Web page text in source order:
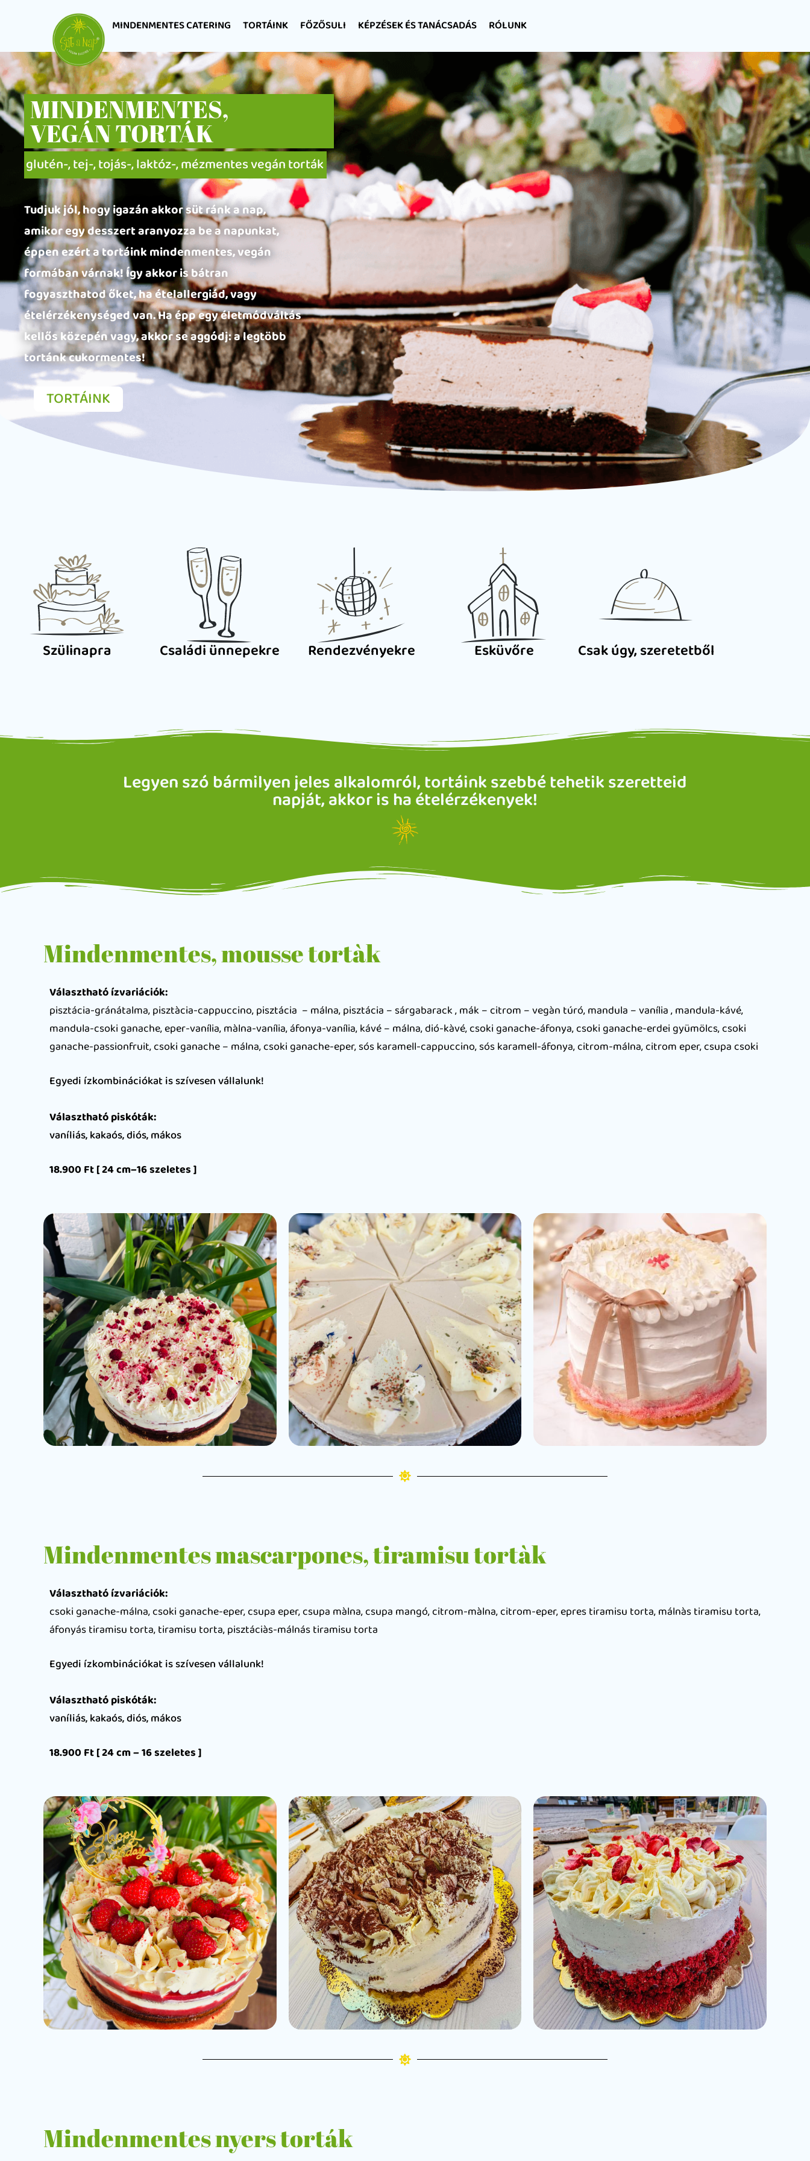
MINDENMENTES CATERING TORTÁINK FŐZŐSULI KÉPZÉSEK ÉS TANÁCSADÁS RÓLUNK
MINDENMENTES,
VEGÁN TORTÁK
glutén-, tej-, tojás-, laktóz-, mézmentes vegán torták
Tudjuk jól, hogy igazán akkor süt ránk a nap,
amikor egy desszert aranyozza be a napunkat,
éppen ezért a tortáink mindenmentes, vegán
formában várnak! Így akkor is bátran
fogyaszthatod őket, ha ételallergiád, vagy
ételérzékenységed van. Ha épp egy életmódváltás
kellős közepén vagy, akkor se aggódj: a legtöbb
tortánk cukormentes!
TORTÁINK
Szülinapra Családi ünnepekre Rendezvényekre Esküvőre Csak úgy, szeretetből
Legyen szó bármilyen jeles alkalomról, tortáink szebbé tehetik szeretteid
napját, akkor is ha ételérzékenyek!
Mindenmentes, mousse tortàk
Választható ízvariációk:
pisztácia-gránátalma, pisztàcia-cappuccino, pisztácia – málna, pisztácia – sárgabarack , mák – citrom – vegàn túró, mandula – vanília , mandula-kávé,
mandula-csoki ganache, eper-vanília, màlna-vanília, áfonya-vanília, kávé – málna, dió-kàvé, csoki ganache-áfonya, csoki ganache-erdei gyümölcs, csoki
ganache-passionfruit, csoki ganache – málna, csoki ganache-eper, sós karamell-cappuccino, sós karamell-áfonya, citrom-málna, citrom eper, csupa csoki
Egyedi ízkombinációkat is szívesen vállalunk!
Választható piskóták:
vaníliás, kakaós, diós, mákos
18.900 Ft [ 24 cm–16 szeletes ]
Mindenmentes mascarpones, tiramisu tortàk
Választható ízvariációk:
csoki ganache-málna, csoki ganache-eper, csupa eper, csupa màlna, csupa mangó, citrom-màlna, citrom-eper, epres tiramisu torta, málnàs tiramisu torta,
áfonyás tiramisu torta, tiramisu torta, pisztáciàs-málnás tiramisu torta
Egyedi ízkombinációkat is szívesen vállalunk!
Választható piskóták:
vaníliás, kakaós, diós, mákos
18.900 Ft [ 24 cm – 16 szeletes ]
Mindenmentes nyers torták